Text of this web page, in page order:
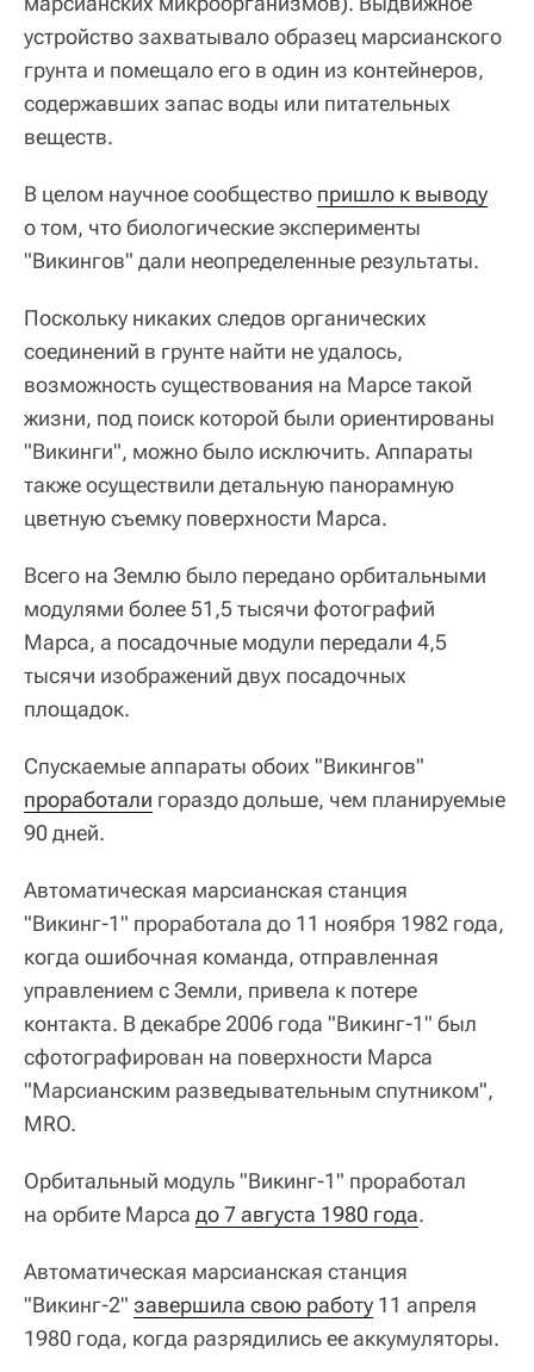
устройство захватывало образец марсианского
грунта и помещало его в один из контейнеров,
содержавших запас воды или питательных
веществ.
В целом научное сообщество пришло к выводу
о том, что биологические эксперименты
"Викингов" дали неопределенные результаты.
Поскольку никаких следов органических
соединений в грунте найти не удалось,
возможность существования на Марсе такой
жизни, под поиск которой были ориентированы
"Викинги", можно было исключить. Аппараты
также осуществили детальную панорамную
цветную съемку поверхности Марса.
Всего на Землю было передано орбитальными
модулями более 51,5 тысячи фотографий
Марса, а посадочные модули передали 4,5
тысячи изображений двух посадочных
площадок.
Спускаемые аппараты обоих "Викингов"
проработали гораздо дольше, чем планируемые
90 дней.
Автоматическая марсианская станция
"Викинг-1" проработала до 11 ноября 1982 года,
когда ошибочная команда, отправленная
управлением с Земли, привела к потере
контакта. В декабре 2006 года "Викинг-1" был
сфотографирован на поверхности Марса
"Марсианским разведывательным спутником",
MRO.
Орбитальный модуль "Викинг-1" проработал
на орбите Марса до 7 августа 1980 года.
Автоматическая марсианская станция
"Викинг-2" завершила свою работу 11 апреля
1980 года, когда разрядились ее аккумуляторы.